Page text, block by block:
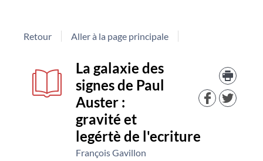
Retour Aller à la page principale
Détail
document
La galaxie des
signes de Paul
Auster :
gravité et
legértè de l'ecriture
François Gavillon